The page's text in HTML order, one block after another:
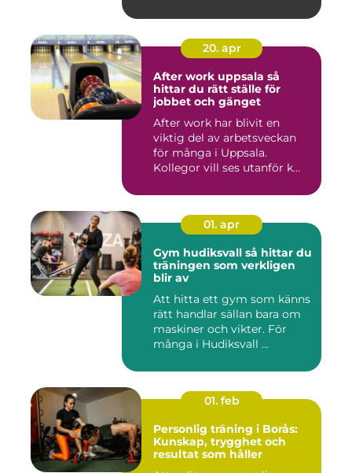
20. apr
After work uppsala så
hittar du rätt ställe för
jobbet och gänget
After work har blivit en
viktig del av arbetsveckan
för många i Uppsala.
Kollegor vill ses utanför k...
01. apr
Gym hudiksvall så hittar du
träningen som verkligen
blir av
Att hitta ett gym som känns
rätt handlar sällan bara om
maskiner och vikter. För
många i Hudiksvall ...
01. feb
Personlig träning i Borås:
Kunskap, trygghet och
resultat som håller